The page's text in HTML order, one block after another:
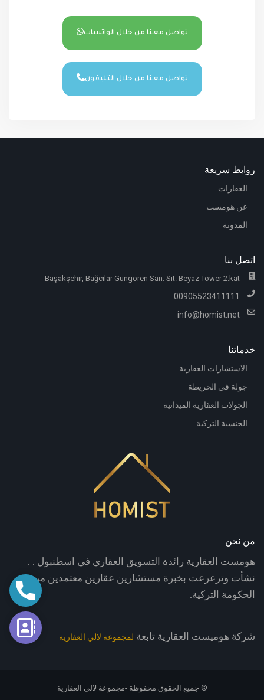
تواصل معنا من خلال الواتساب
تواصل معنا من خلال التليفون
روابط سريعة
العقارات
عن هومست
المدونة
اتصل بنا
Başakşehir, Bağcılar Güngören San. Sit. Beyaz Tower 2.kat
00905523411111
info@homist.net
خدماتنا
الاستشارات العقارية
جولة في الخريطة
الجولات العقارية الميدانية
الجنسية التركية
من نحن
هومست العقارية رائدة التسويق العقاري في اسطنبول . .
نشأت وترعرعت بخبرة مستشارين عقارين معتمدين من
الحكومة التركية.
شركة هوميست العقارية تابعة لمجموعة لالي العقارية
© جميع الحقوق محفوظة -مجموعة لالي العقارية
اتصال
فورم